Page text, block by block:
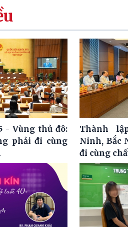
- Vùng thủ đô:
phải đi cùng
Thành
Ninh, Bắc
đi cùng